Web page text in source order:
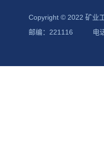
Copyright © 2022 矿业
邮编：221116
电